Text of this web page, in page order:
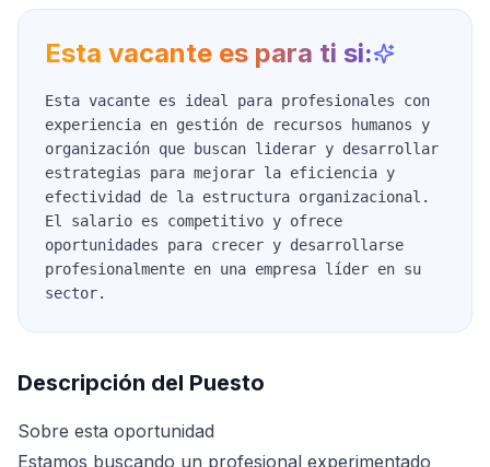
Esta vacante es para ti si:
Esta vacante es ideal para profesionales con
experiencia en gestión de recursos humanos y
organización que buscan liderar y desarrollar
estrategias para mejorar la eficiencia y
efectividad de la estructura organizacional.
El salario es competitivo y ofrece
oportunidades para crecer y desarrollarse
profesionalmente en una empresa líder en su
sector.
Descripción del Puesto
Sobre esta oportunidad
Estamos buscando un profesional experimentado